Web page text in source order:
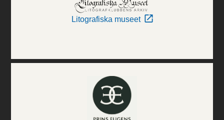
Litografiska museet